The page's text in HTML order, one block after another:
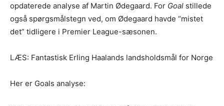
opdaterede analyse af Martin Ødegaard. For Goal stillede
også spørgsmålstegn ved, om Ødegaard havde “mistet
det” tidligere i Premier League-sæsonen.
LÆS: Fantastisk Erling Haalands landsholdsmål for Norge
Her er Goals analyse: